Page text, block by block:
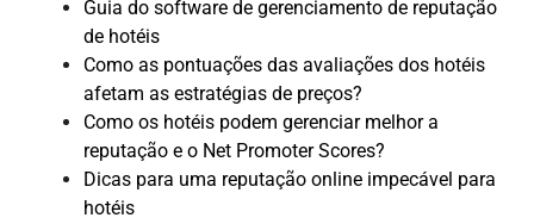
Guia do software de gerenciamento de reputação
de hotéis
Como as pontuações das avaliações dos hotéis
afetam as estratégias de preços?
Como os hotéis podem gerenciar melhor a
reputação e o Net Promoter Scores?
Dicas para uma reputação online impecável para
hotéis